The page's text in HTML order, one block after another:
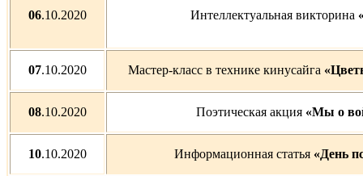
06.10.2020 Интеллектуальная викторина
07.10.2020 Мастер-класс в технике кинусайга
08.10.2020 Поэтическая акция «Мы о
10.10.2020 Информационная статья «День